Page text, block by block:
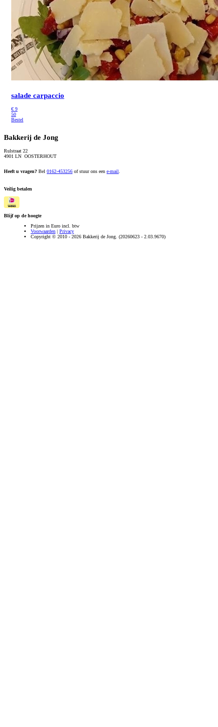
salade carpaccio
€ 9
50
Bestel
Bakkerij de Jong
Rulstraat 22
4901 LN OOSTERHOUT
Heeft u vragen? Bel 0162-453256 of stuur ons een e-mail
Veilig betalen
Blijf op de hoogte
Prijzen in Euro incl. btw
Voorwaarden | Privacy
Copyright © 2010 - 2026 Bakkerij de Jong. (20260623 - 2.03.9670)